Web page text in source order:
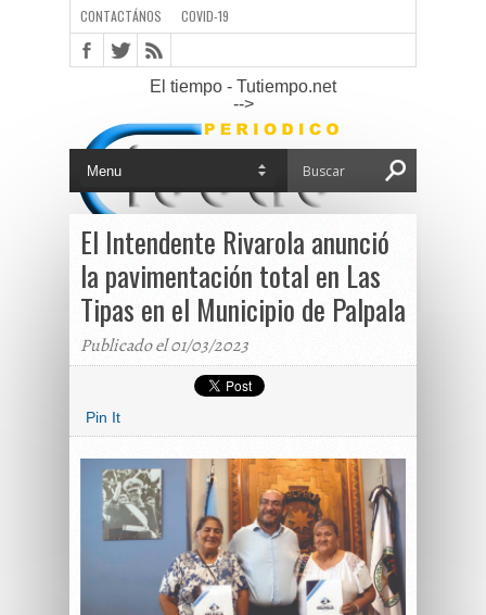
CONTACTÁNOS COVID-19
El tiempo - Tutiempo.net
-->
El Intendente Rivarola anunció
la pavimentación total en Las
Tipas en el Municipio de Palpala
Publicado el 01/03/2023
Pin It